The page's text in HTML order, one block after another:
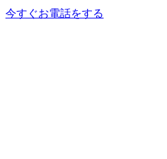
今すぐお電話をする